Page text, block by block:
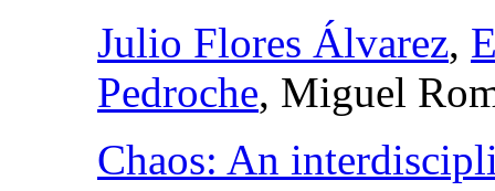
Julio Flores Álvarez,
Pedroche, Miguel
Chaos: An